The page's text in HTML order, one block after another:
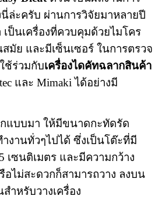
นี่ล่ะครับ ผ่านการวิจัยมาหลายปี
เป็นเครื่องที่ควบคุมด้วยไมโคร
มัย และมีเซ็นเซอร์ ในการตรวจ
ช้ร่วมกับเครื่องไดคัทฉลากสินค้า
และ Mimaki ได้อย่างมี
กแบบมา ให้มีขนาดกะทัดรัด
งานทั่วๆไปได้ ซึ่งเป็นโต๊ะที่มี
เซนติเมตร และมีความกว้าง
ไม่สะดวกก็สามารถวาง ลงบน
ำหรับวางเครื่อง